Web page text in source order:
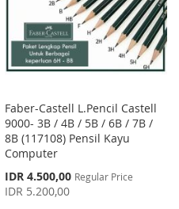
Faber-Castell L.Pencil Castell
9000- 3B / 4B / 5B / 6B / 7B /
8B (117108) Pensil Kayu
Computer
Special
Price
IDR 4.500,00 Regular Price
IDR 5.200,00